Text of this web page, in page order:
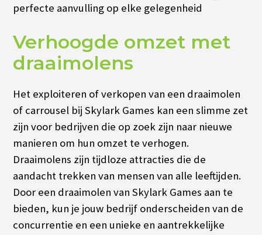
perfecte aanvulling op elke gelegenheid
Verhoogde omzet met
draaimolens
Het exploiteren of verkopen van een draaimolen
of carrousel bij Skylark Games kan een slimme zet
zijn voor bedrijven die op zoek zijn naar nieuwe
manieren om hun omzet te verhogen.
Draaimolens zijn tijdloze attracties die de
aandacht trekken van mensen van alle leeftijden.
Door een draaimolen van Skylark Games aan te
bieden, kun je jouw bedrijf onderscheiden van de
concurrentie en een unieke en aantrekkelijke